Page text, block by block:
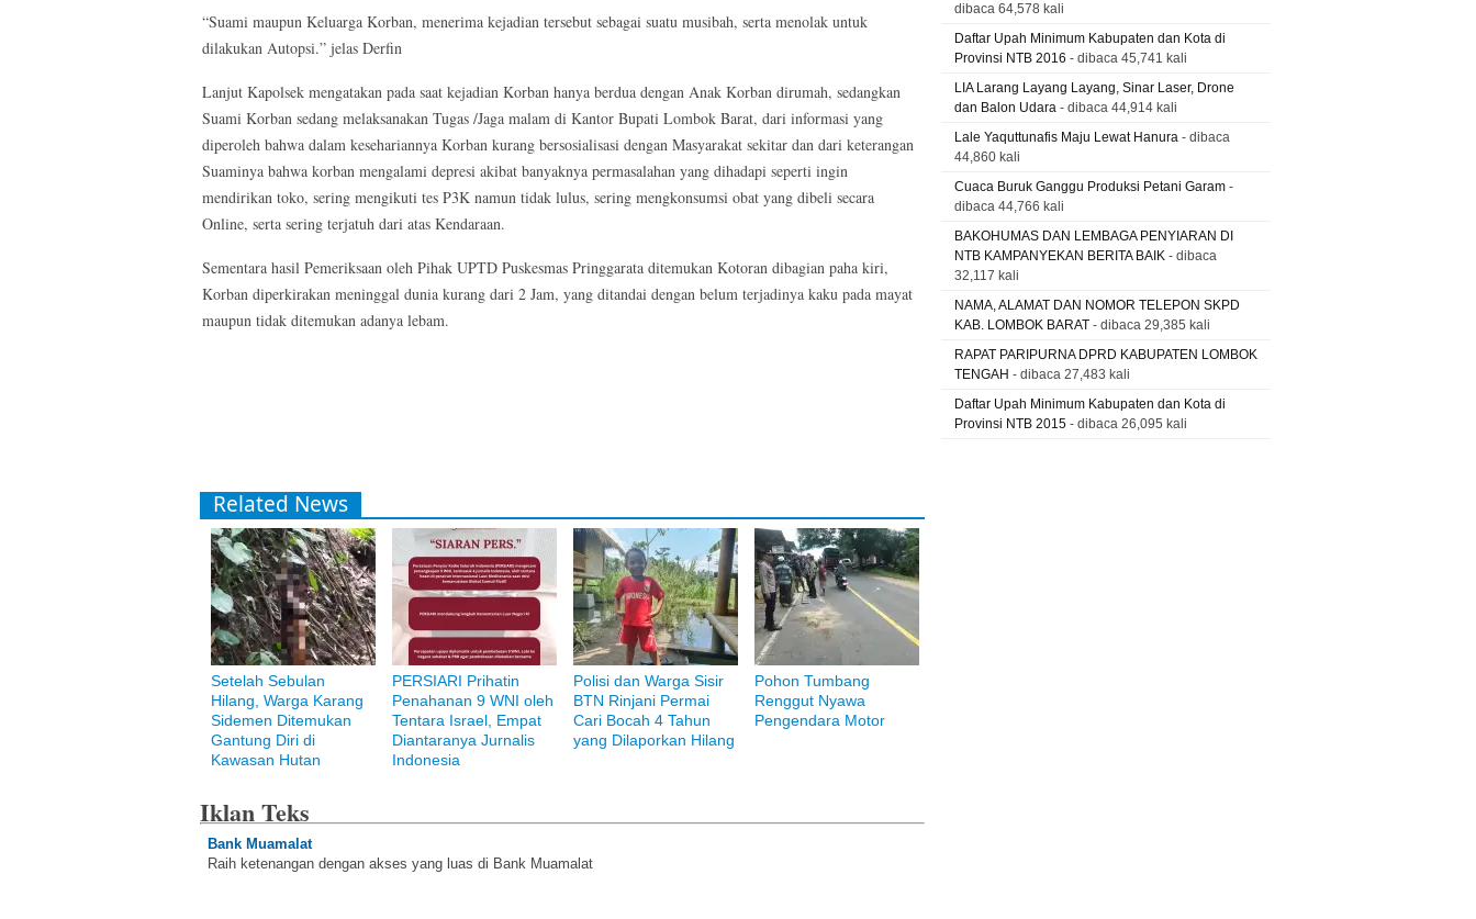
“Suami maupun Keluarga Korban, menerima kejadian tersebut sebagai suatu musibah, serta menolak untuk
dilakukan Autopsi.” jelas Derfin
Lanjut Kapolsek mengatakan pada saat kejadian Korban hanya berdua dengan Anak Korban dirumah, sedangkan
Suami Korban sedang melaksanakan Tugas /Jaga malam di Kantor Bupati Lombok Barat, dari informasi yang
diperoleh bahwa dalam kesehariannya Korban kurang bersosialisasi dengan Masyarakat sekitar dan dari keterangan
Suaminya bahwa korban mengalami depresi akibat banyaknya permasalahan yang dihadapi seperti ingin
mendirikan toko, sering mengikuti tes P3K namun tidak lulus, sering mengkonsumsi obat yang dibeli secara
Online, serta sering terjatuh dari atas Kendaraan.
Sementara hasil Pemeriksaan oleh Pihak UPTD Puskesmas Pringgarata ditemukan Kotoran dibagian paha kiri,
Korban diperkirakan meninggal dunia kurang dari 2 Jam, yang ditandai dengan belum terjadinya kaku pada mayat
maupun tidak ditemukan adanya lebam.
Related News
Setelah Sebulan
Hilang, Warga Karang
Sidemen Ditemukan
Gantung Diri di
Kawasan Hutan
PERSIARI Prihatin
Penahanan 9 WNI oleh
Tentara Israel, Empat
Diantaranya Jurnalis
Indonesia
Polisi dan Warga Sisir
BTN Rinjani Permai
Cari Bocah 4 Tahun
yang Dilaporkan Hilang
Pohon Tumbang
Renggut Nyawa
Pengendara Motor
Iklan Teks
Bank Muamalat
Raih ketenangan dengan akses yang luas di Bank Muamalat
dibaca 64,578 kali
Daftar Upah Minimum Kabupaten dan Kota di
Provinsi NTB 2016 - dibaca 45,741 kali
LIA Larang Layang Layang, Sinar Laser, Drone
dan Balon Udara - dibaca 44,914 kali
Lale Yaquttunafis Maju Lewat Hanura - dibaca
44,860 kali
Cuaca Buruk Ganggu Produksi Petani Garam -
dibaca 44,766 kali
BAKOHUMAS DAN LEMBAGA PENYIARAN DI
NTB KAMPANYEKAN BERITA BAIK - dibaca
32,117 kali
NAMA, ALAMAT DAN NOMOR TELEPON SKPD
KAB. LOMBOK BARAT - dibaca 29,385 kali
RAPAT PARIPURNA DPRD KABUPATEN LOMBOK
TENGAH - dibaca 27,483 kali
Daftar Upah Minimum Kabupaten dan Kota di
Provinsi NTB 2015 - dibaca 26,095 kali